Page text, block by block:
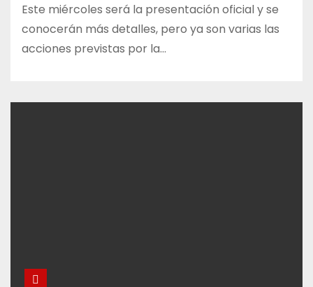
Este miércoles será la presentación oficial y se
conocerán más detalles, pero ya son varias las
acciones previstas por la…